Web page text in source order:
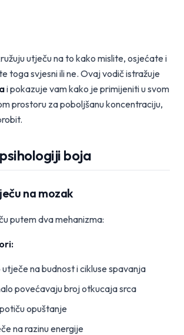
utječu na to kako mislite, osjećate i
toga svjesni ili ne. Ovaj vodič istražuje
i pokazuje vam kako je primijeniti u svom
prostoru za poboljšanu koncentraciju,
boja
na mozak
putem dva mehanizma:
na budnost i cikluse spavanja
povećavaju broj otkucaja srca
opuštanje
na razinu energije